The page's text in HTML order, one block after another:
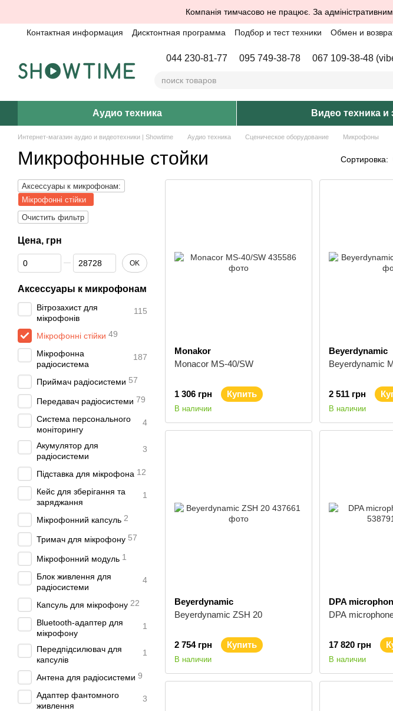
Компанія тимчасово не працює. За
Контактная информация Дисктонтная программа Подбор и тест техники Обмен и
044 230-81-77 095 749-38-78 067 109-38-48
Аудио техника Видео техника и
Интернет-магазин аудио и видеотехники | Showtime Аудио техника Сценическое оборудование Микрофоны
Микрофонные стойки Сортировка:
Monakor
Monacor MS-40/SW
1 306 грн Купить
В наличии
Beyerdynamic
Beyerdynamic
2 511 грн
В наличии
Beyerdynamic
Beyerdynamic ZSH 20
2 754 грн Купить
В наличии
DPA
DPA
17 820 грн
В наличии
Аксессуары к микрофонам:
Мікрофонні стійки
Очистить фильтр
Цена, грн
От Цена, грн
До Цена, грн OK
Аксессуары к микрофонам
Вітрозахист для
мікрофонів
115
Мікрофонні стійки 49
Мікрофонна
радіосистема
187
Приймач радіосистеми 57
Передавач радіосистеми 79
Система персонального
моніторингу
4
Акумулятор для
радіосистеми
3
Підставка для мікрофона 12
Кейс для зберігання та
заряджання
1
Мікрофонний капсуль 2
Тримач для мікрофону 57
Мікрофонний модуль 1
Блок живлення для
радіосистеми
4
Капсуль для мікрофону 22
Bluetooth-адаптер для
мікрофону
1
Передпідсилювач для
капсулів
1
Антена для радіосистеми 9
Адаптер фантомного
живлення
3